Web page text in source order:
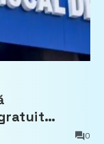
bunurile
0